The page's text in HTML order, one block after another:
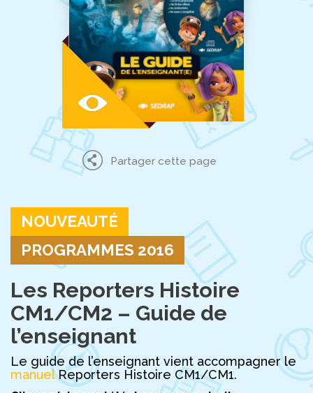
Partager cette page
NOUVEAUTÉ
PROGRAMMES 2016
Les Reporters Histoire
CM1/CM2 – Guide de
l’enseignant
Le guide de l’enseignant vient accompagner le
manuelReporters Histoire CM1/CM1.